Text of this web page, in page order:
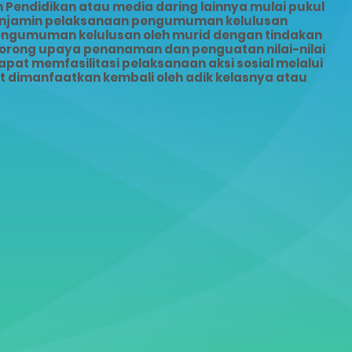
atau media daring lainnya mulai pukul
pelaksanaan pengumuman kelulusan
kelulusan oleh murid dengan tindakan
upaya penanaman dan penguatan nilai-nilai
memfasilitasi pelaksanaan aksi sosial melalui
kembali oleh adik kelasnya atau